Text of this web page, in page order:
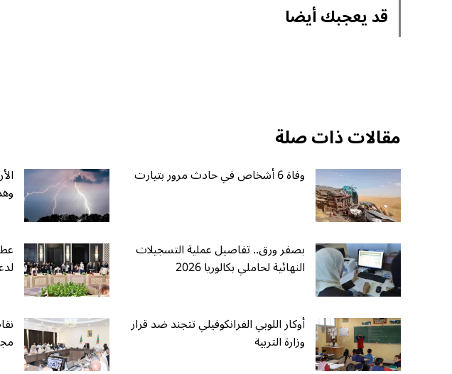
قد يعجبك أيضا
مقالات ذات صلة
وفاة 6 أشخاص في حادث مرور بتيارت
بصفر ورق.. تفاصيل عملية التسجيلات
النهائية لحاملي بكالوريا 2026
أوكار اللوبي الفرانكوفيلي تتجند ضد قرار
وزارة التربية